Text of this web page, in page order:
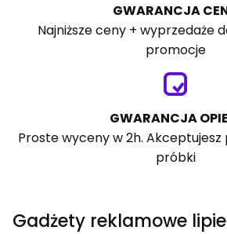
GWARANCJA
Najniższe ceny + wyprzedaże
promocje
GWARANCJA
Proste wyceny w 2h.
próbki
Gadżety reklamowe